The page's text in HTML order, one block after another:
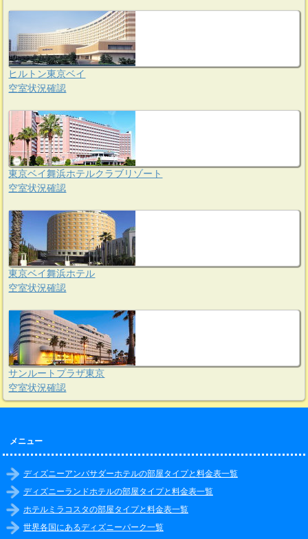
ヒルトン東京ベイ
空室状況確認
東京ベイ舞浜ホテルクラブリゾート
空室状況確認
東京ベイ舞浜ホテル
空室状況確認
サンルートプラザ東京
空室状況確認
メニュー
ディズニーアンバサダーホテルの部屋タイプと料金表一覧
ディズニーランドホテルの部屋タイプと料金表一覧
ホテルミラコスタの部屋タイプと料金表一覧
世界各国にあるディズニーパーク一覧